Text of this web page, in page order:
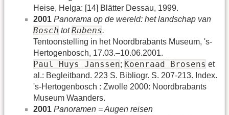
Heise, Helga: [14] Blätter Dessau, 1999.
2001 Panorama op de wereld: het landschap van
Bosch totRubens.
Tentoonstelling in het Noordbrabants Museum, 's-
Hertogenbosch, 17.03.–10.06.2001.
Paul Huys Janssen; Koenraad Brosens et
al.: Begleitband. 223 S. Bibliogr. S. 207-213. Index.
's-Hertogenbosch : Zwolle 2000: Noordbrabants
Museum Waanders.
2001 Panoramen = Augen reisen